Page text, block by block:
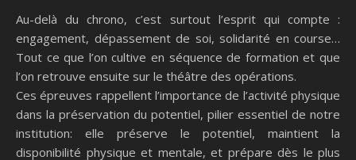
Au-delà du chrono, c’est surtout l’esprit qui compte :
engagement, dépassement de soi, solidarité en course…
Tout ce que l’on cultive en séquence de formation et que
l’on retrouve ensuite sur le théâtre des opérations.
Ces épreuves rappellent l’importance de l’activité physique
dans la préservation du potentiel, pilier essentiel de notre
institution: elle préserve le potentiel, maintient la
disponibilité physique et mentale, et prépare dès le plus